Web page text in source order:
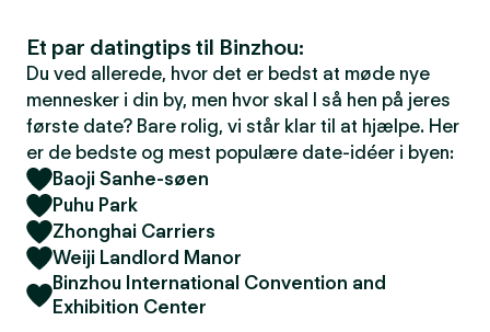
Et par datingtips til Binzhou:
Du ved allerede, hvor det er bedst at møde nye
mennesker i din by, men hvor skal I så hen på jeres
første date? Bare rolig, vi står klar til at hjælpe. Her
er de bedste og mest populære date-idéer i byen:
Baoji Sanhe-søen
Puhu Park
Zhonghai Carriers
Weiji Landlord Manor
Binzhou International Convention and
Exhibition Center